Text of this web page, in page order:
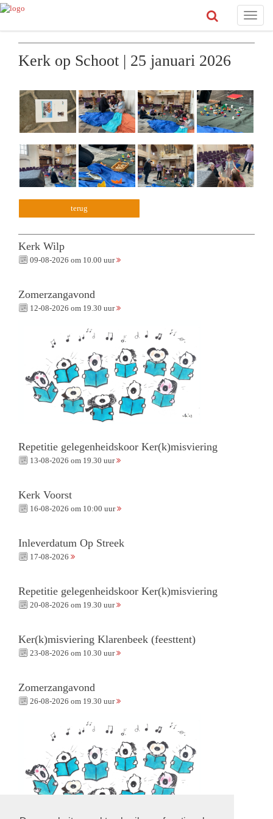
Toggle
Kerk op Schoot | 25 januari 2026
terug
Kerk Wilp
09-08-2026 om 10.00 uur
Zomerzangavond
12-08-2026 om 19.30 uur
Repetitie gelegenheidskoor Ker(k)misviering
13-08-2026 om 19.30 uur
Kerk Voorst
16-08-2026 om 10:00 uur
Inleverdatum Op Streek
17-08-2026
Repetitie gelegenheidskoor Ker(k)misviering
20-08-2026 om 19.30 uur
Ker(k)misviering Klarenbeek (feesttent)
23-08-2026 om 10.30 uur
Zomerzangavond
26-08-2026 om 19.30 uur